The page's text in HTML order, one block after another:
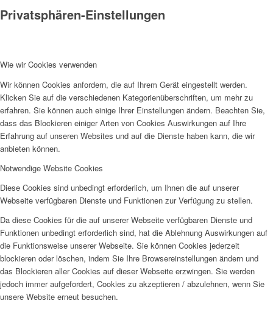
Privatsphären-Einstellungen
Wie wir Cookies verwenden
Wir können Cookies anfordern, die auf Ihrem Gerät eingestellt werden.
Klicken Sie auf die verschiedenen Kategorienüberschriften, um mehr zu
erfahren. Sie können auch einige Ihrer Einstellungen ändern. Beachten Sie,
dass das Blockieren einiger Arten von Cookies Auswirkungen auf Ihre
Erfahrung auf unseren Websites und auf die Dienste haben kann, die wir
anbieten können.
Notwendige Website Cookies
Diese Cookies sind unbedingt erforderlich, um Ihnen die auf unserer
Webseite verfügbaren Dienste und Funktionen zur Verfügung zu stellen.
Da diese Cookies für die auf unserer Webseite verfügbaren Dienste und
Funktionen unbedingt erforderlich sind, hat die Ablehnung Auswirkungen auf
die Funktionsweise unserer Webseite. Sie können Cookies jederzeit
blockieren oder löschen, indem Sie Ihre Browsereinstellungen ändern und
das Blockieren aller Cookies auf dieser Webseite erzwingen. Sie werden
jedoch immer aufgefordert, Cookies zu akzeptieren / abzulehnen, wenn Sie
unsere Website erneut besuchen.